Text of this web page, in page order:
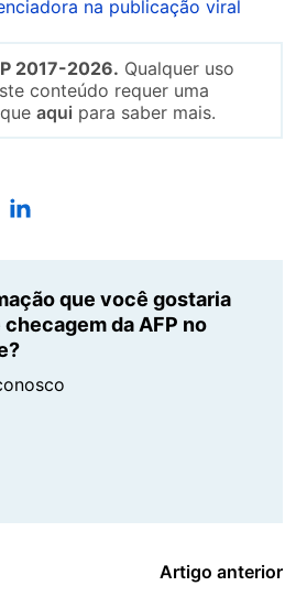
na publicação viral
2017-2026. Qualquer uso
conteúdo requer uma
aqui para saber mais.
que você gostaria
da AFP no
Artigo anterior